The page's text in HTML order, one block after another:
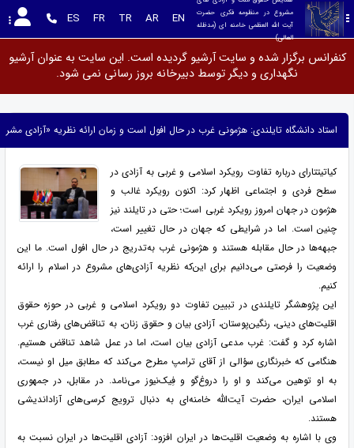
العالی)
EN
AR
TR
FR
ES
کنفرانس برگزار شده و سایت آرشیو گردیده است. این سایت به عنوان آرشیو
نگهداری و دیگر توسط دبیرخانه بروز رسانی نمی شود.
استاد دانشگاه تایلندی: هژمونی غرب در حال افول است و زمان ارائه نظریه «آزادی
کیاتیتتارای درباره تفاوت رویکرد اسلامی و غربی به آزادی در
سطح فردی و اجتماعی اظهار کرد: اکنون رویکرد غالب و
هژمون در جهان امروز رویکرد غربی است؛ حتی در تایلند نیز
چنین است. اما در شرایطی که جهان در حال تغییر است،
جبهه‌ها در حال مقابله هستند و هژمونی غرب به‌تدریج در حال افول است. ما این
وضعیت را فرصتی می‌دانیم برای این‌که نظریه آزادی‌های مشروع در اسلام را ارائه
کنیم.
این پژوهشگر تایلندی در تبیین تفاوت دو رویکرد اسلامی و غربی در حوزه حقوق
اقلیت‌های دینی، رنگین‌پوستان، آزادی بیان و حقوق زنان، به تناقض‌های رفتاری غرب
اشاره کرد و گفت: غرب مدعی آزادی بیان است، اما در عمل شاهد تناقض هستیم.
هنگامی که خبرنگاری سؤالی از آقای ترامپ مطرح می‌کند که مطابق میل او نیست،
به او توهین می‌کند و او را دروغ‌گو و فِیک‌نیوز می‌نامد. در مقابل، در جمهوری
اسلامی ایران، حضرت آیت‌الله خامنه‌ای به دنبال ترویج کرسی‌های آزاداندیشی
هستند.
وی با اشاره به وضعیت اقلیت‌ها در ایران افزود: آزادی اقلیت‌ها در ایران نسبت به